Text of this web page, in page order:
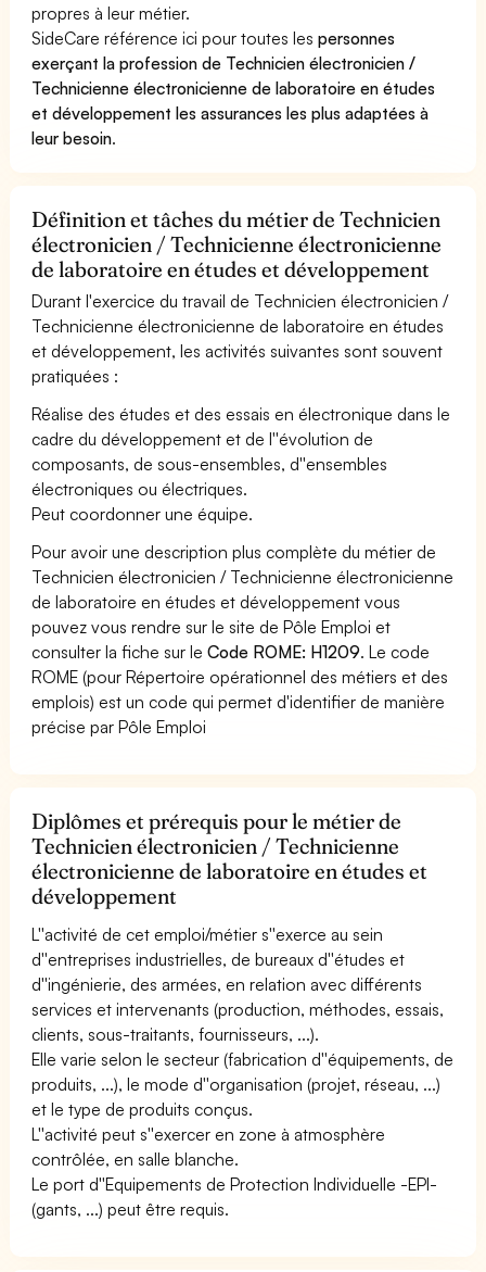
propres à leur métier.
SideCare référence ici pour toutes lespersonnes
exerçant la profession de Technicien électronicien /
Technicienne électronicienne de laboratoire en études
et développement les assurances les plus adaptées à
leur besoin.
Définition et tâches du métier de Technicien
électronicien / Technicienne électronicienne
de laboratoire en études et développement
Durant l'exercice du travail de Technicien électronicien /
Technicienne électronicienne de laboratoire en études
et développement, les activités suivantes sont souvent
pratiquées :
Réalise des études et des essais en électronique dans le
cadre du développement et de l''évolution de
composants, de sous-ensembles, d''ensembles
électroniques ou électriques.
Peut coordonner une équipe.
Pour avoir une description plus complète du métier de
Technicien électronicien / Technicienne électronicienne
de laboratoire en études et développement vous
pouvez vous rendre sur le site de Pôle Emploi et
consulter la fiche sur leCode ROME: H1209. Le code
ROME (pour Répertoire opérationnel des métiers et des
emplois) est un code qui permet d'identifier de manière
précise par Pôle Emploi
Diplômes et prérequis pour le métier de
Technicien électronicien / Technicienne
électronicienne de laboratoire en études et
développement
L''activité de cet emploi/métier s''exerce au sein
d''entreprises industrielles, de bureaux d''études et
d''ingénierie, des armées, en relation avec différents
services et intervenants (production, méthodes, essais,
clients, sous-traitants, fournisseurs, ...).
Elle varie selon le secteur (fabrication d''équipements, de
produits, ...), le mode d''organisation (projet, réseau, ...)
et le type de produits conçus.
L''activité peut s''exercer en zone à atmosphère
contrôlée, en salle blanche.
Le port d''Equipements de Protection Individuelle -EPI-
(gants, ...) peut être requis.